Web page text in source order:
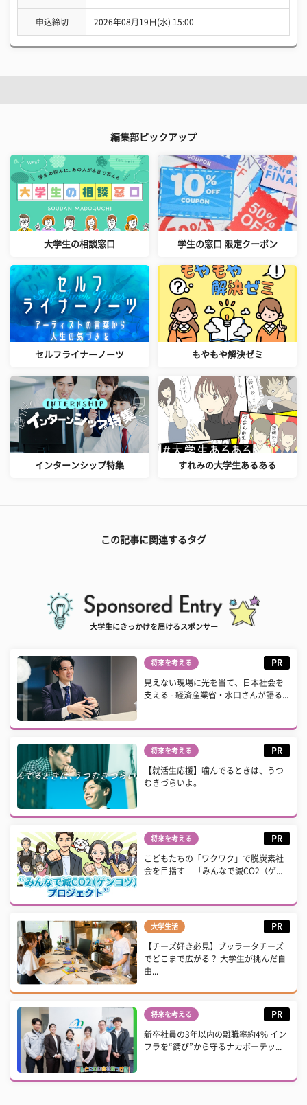
申込締切 2026年08月19日(水) 15:00
編集部ピックアップ
大学生の相談窓口 学生の窓口 限定クーポン
セルフライナーノーツ もやもや解決ゼミ
インターンシップ特集 すれみの大学生あるある
この記事に関連するタグ
大学生にきっかけを届けるスポンサー
将来を考える PR
見えない現場に光を当て、日本社会を
支える - 経済産業省・水口さんが語る...
将来を考える PR
【就活生応援】噛んでるときは、うつ
むきづらいよ。
将来を考える PR
こどもたちの「ワクワク」で脱炭素社
会を目指す – 「みんなで減CO2（ゲ...
大学生活 PR
【チーズ好き必見】ブッラータチーズ
でどこまで広がる？ 大学生が挑んだ自
由...
将来を考える PR
新卒社員の3年以内の離職率約4% イン
フラを“錆び”から守るナカボーテッ...